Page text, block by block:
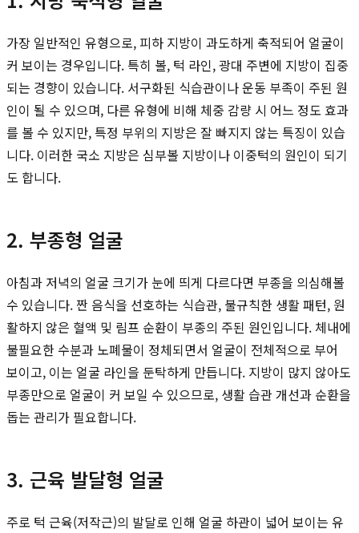
가장 일반적인 유형으로, 피하 지방이 과도하게 축적되어 얼굴이
커 보이는 경우입니다. 특히 볼, 턱 라인, 광대 주변에 지방이 집중
되는 경향이 있습니다. 서구화된 식습관이나 운동 부족이 주된 원
인이 될 수 있으며, 다른 유형에 비해 체중 감량 시 어느 정도 효과
를 볼 수 있지만, 특정 부위의 지방은 잘 빠지지 않는 특징이 있습
니다. 이러한 국소 지방은 심부볼 지방이나 이중턱의 원인이 되기
도 합니다.
2. 부종형 얼굴
아침과 저녁의 얼굴 크기가 눈에 띄게 다르다면 부종을 의심해볼
수 있습니다. 짠 음식을 선호하는 식습관, 불규칙한 생활 패턴, 원
활하지 않은 혈액 및 림프 순환이 부종의 주된 원인입니다. 체내에
불필요한 수분과 노폐물이 정체되면서 얼굴이 전체적으로 부어
보이고, 이는 얼굴 라인을 둔탁하게 만듭니다. 지방이 많지 않아도
부종만으로 얼굴이 커 보일 수 있으므로, 생활 습관 개선과 순환을
돕는 관리가 필요합니다.
3. 근육 발달형 얼굴
주로 턱 근육(저작근)의 발달로 인해 얼굴 하관이 넓어 보이는 유